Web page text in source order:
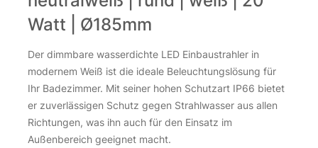
Watt | Ø185mm
Der dimmbare wasserdichte LED Einbaustrahler in
modernem Weiß ist die ideale Beleuchtungslösung für
Ihr Badezimmer. Mit seiner hohen Schutzart IP66 bietet
er zuverlässigen Schutz gegen Strahlwasser aus allen
Richtungen, was ihn auch für den Einsatz im
Außenbereich geeignet macht.